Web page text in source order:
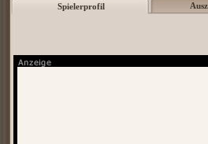
Spielerprofil